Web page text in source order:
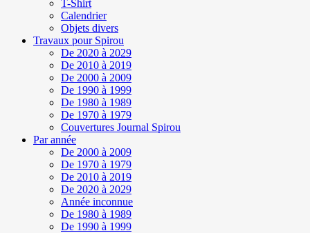
T-Shirt
Calendrier
Objets divers
Travaux pour Spirou
De 2020 à 2029
De 2010 à 2019
De 2000 à 2009
De 1990 à 1999
De 1980 à 1989
De 1970 à 1979
Couvertures Journal Spirou
Par année
De 2000 à 2009
De 1970 à 1979
De 2010 à 2019
De 2020 à 2029
Année inconnue
De 1980 à 1989
De 1990 à 1999